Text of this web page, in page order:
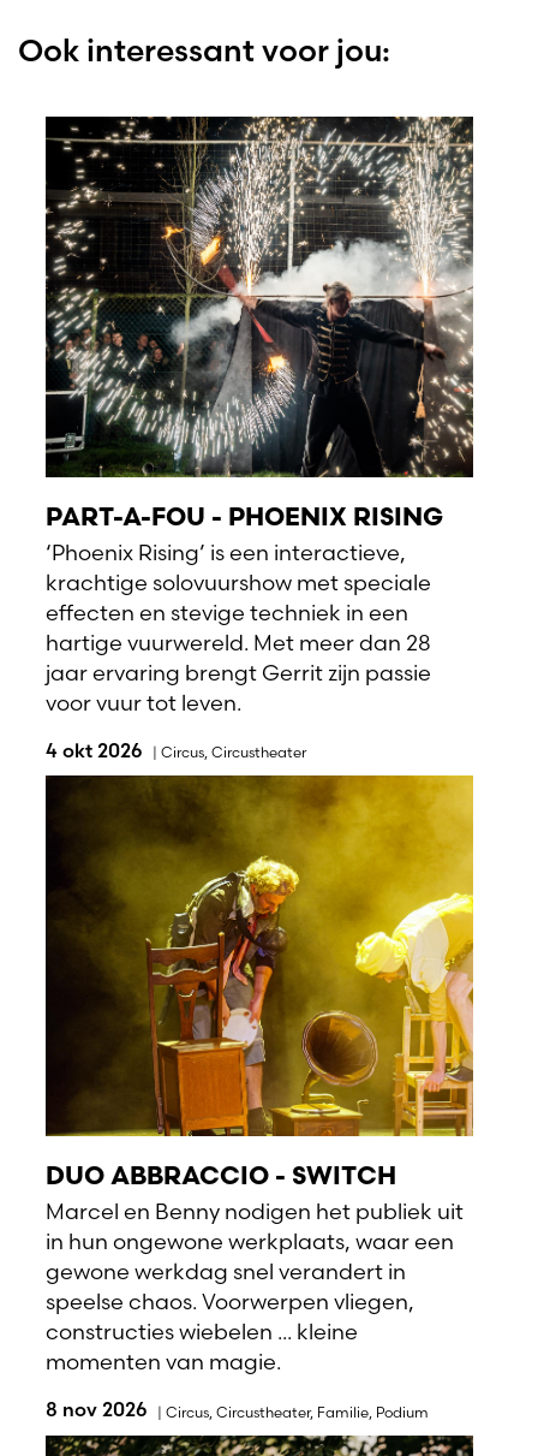
Ook interessant voor jou:
PART-A-FOU - PHOENIX RISING
‘Phoenix Rising’ is een interactieve,
krachtige solovuurshow met speciale
effecten en stevige techniek in een
hartige vuurwereld. Met meer dan 28
jaar ervaring brengt Gerrit zijn passie
voor vuur tot leven.
4 okt 2026 | Circus, Circustheater
DUO ABBRACCIO - SWITCH
Marcel en Benny nodigen het publiek uit
in hun ongewone werkplaats, waar een
gewone werkdag snel verandert in
speelse chaos. Voorwerpen vliegen,
constructies wiebelen ... kleine
momenten van magie.
8 nov 2026 | Circus Circustheater, Familie Podium